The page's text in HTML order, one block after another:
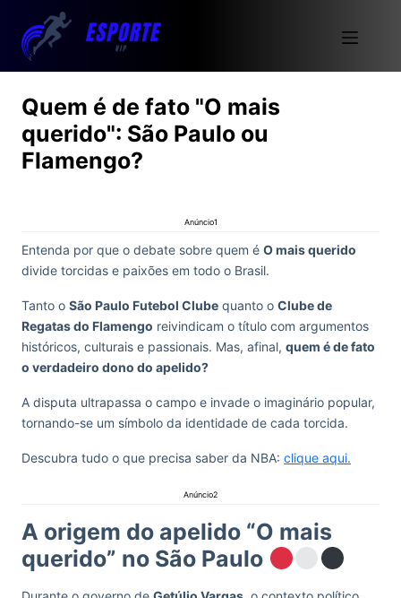
Quem é de fato "O mais
querido": São Paulo ou
Flamengo?
Anúncio1
Entenda por que o debate sobre quem é O mais querido
divide torcidas e paixões em todo o Brasil.
Tanto o São Paulo Futebol Clube quanto o Clube de
Regatas do Flamengo reivindicam o título com argumentos
históricos, culturais e passionais. Mas, afinal, quem é de fato
o verdadeiro dono do apelido?
A disputa ultrapassa o campo e invade o imaginário popular,
tornando-se um símbolo da identidade de cada torcida.
Descubra tudo o que precisa saber da NBA: clique aqui.
Anúncio2
A origem do apelido “O mais
querido” no São Paulo